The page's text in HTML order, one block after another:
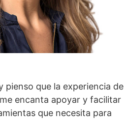
pienso que la experiencia de
encanta apoyar y facilitar
que necesita para